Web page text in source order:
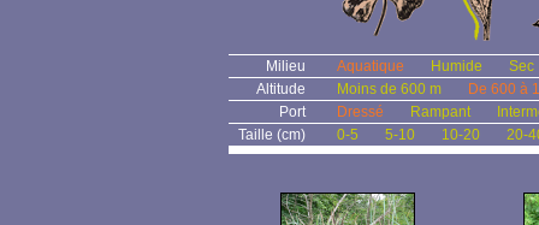
Milieu Aquatique Humide
Sec
Altitude
Moins de 600 m
De 600 à
Port
Dressé Rampant
Taille (cm)
0-5 5-10 10-20 20-